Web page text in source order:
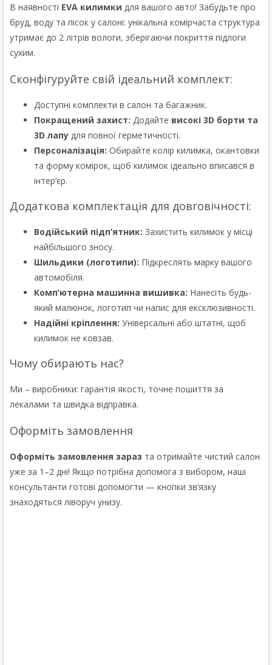
В наявності EVA килимки для вашого авто! Забудьте про
бруд, воду та пісок у салоні: унікальна комірчаста структура
утримає до 2 літрів вологи, зберігаючи покриття підлоги
сухим.
Сконфігуруйте свій ідеальний комплект:
Доступні комплекти в салон та багажник.
Покращений захист: Додайте високі 3D борти та
3D лапу для повної герметичності.
Персоналізація: Обирайте колір килимка, окантовки
та форму комірок, щоб килимок ідеально вписався в
інтер’єр.
Додаткова комплектація для довговічності:
Водійський підп’ятник: Захистить килимок у місці
найбільшого зносу.
Шильдики (логотипи): Підкреслять марку вашого
автомобіля.
Комп’ютерна машинна вишивка: Нанесіть будь-
який малюнок, логотип чи напис для ексклюзивності.
Надійні кріплення: Універсальні або штатні, щоб
килимок не ковзав.
Чому обирають нас?
Ми – виробники: гарантія якості, точне пошиття за
лекалами та швидка відправка.
Оформіть замовлення
Оформіть замовлення зараз та отримайте чистий салон
уже за 1–2 дні! Якщо потрібна допомога з вибором, наші
консультанти готові допомогти — кнопки зв’язку
знаходяться ліворуч унизу.